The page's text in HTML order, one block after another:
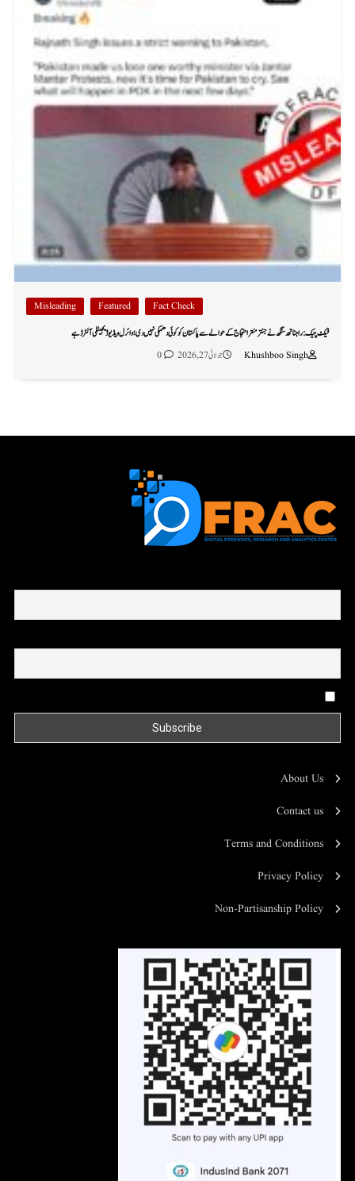
Fact Check
Featured
Misleading
فیکٹ چیک: راجناتھ سنگھ نے جنتر منتر احتجاج کے حوالے سے پاکستان کو کوئی دھمکی نہیں دی؛ وائرل ویڈیو ڈیجیٹلی آلٹرڈ ہے
Khushboo Singh
جولائی 27, 2026 0
About Us
Contact us
Terms and Conditions
Privacy Policy
Non-Partisanship Policy